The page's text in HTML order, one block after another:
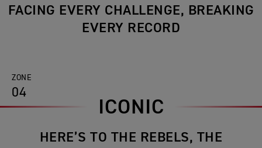
FACING EVERY CHALLENGE, BREAKING
EVERY RECORD
ZONE
04
ICONIC
HERE’S TO THE REBELS, THE